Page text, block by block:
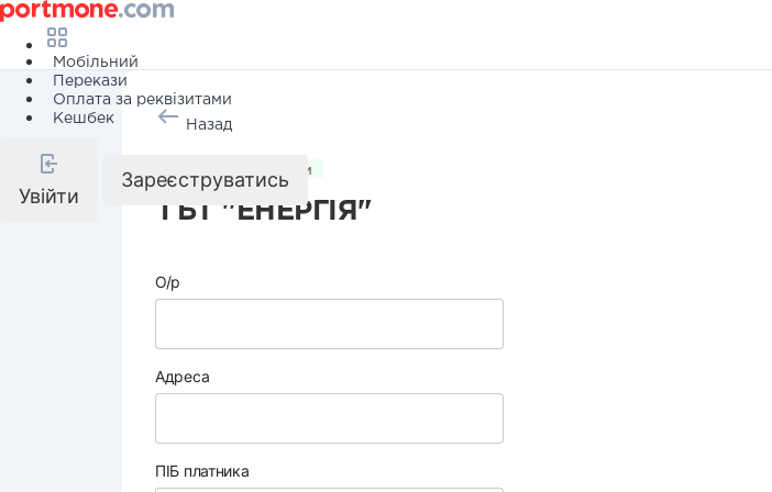
Мобільний
Перекази
Оплата за реквізитами
Кешбек
Увійти
Зареєструватись
Назад
Комунальні послуги
ГБТ "ЕНЕРГІЯ"
О/р
Адреса
ПІБ платника